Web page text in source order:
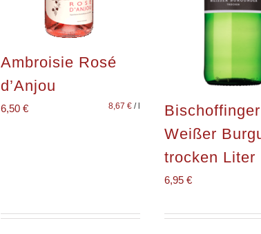
Ambroisie Rosé
d’Anjou
6,50€ 8,67 €/l
Bischoffinger
Weißer
trocken Liter
6,95 €